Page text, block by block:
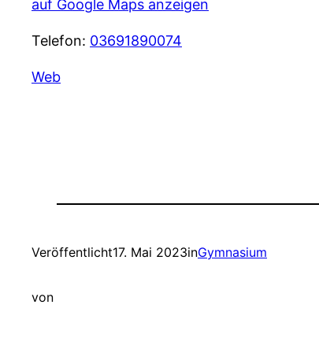
auf Google Maps anzeigen
Telefon: 03691890074
Web
Veröffentlicht17. Mai 2023inGymnasium
von